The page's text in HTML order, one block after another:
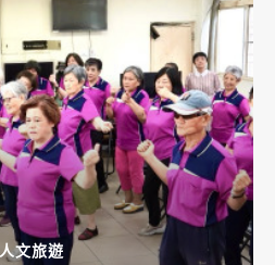
人文旅遊